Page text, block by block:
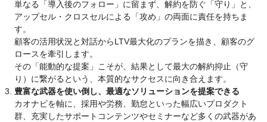
単なる「導入後のフォロー」に留まず、解約を防ぐ「守り」と、
アップセル・クロスセルによる「攻め」の両面に責任を持ちま
す。
顧客の活用状況と対話からLTV最大化のプランを描き、顧客のグ
ロースを牽引します。
その「能動的な提案」こそが、結果として最大の解約抑止（守
り）に繋がるという、本質的なサクセスに向き合えます。
豊富な武器を使い倒し、最適なソリューションを提案できる
カオナビを軸に、採用や労務、勤怠といった幅広いプロダクト
群、充実したサポートコンテンツやセミナーなど多くの武器があ